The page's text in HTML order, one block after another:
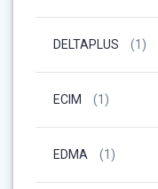
DELTAPLUS (1)
ECIM (1)
EDMA (1)